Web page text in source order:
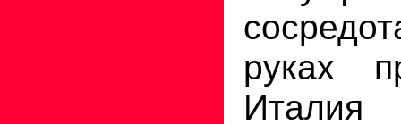
руках